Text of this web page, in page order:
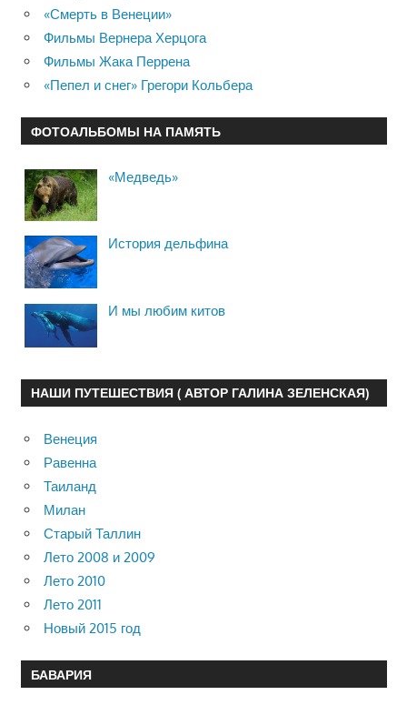
«Смерть в Венеции»
Фильмы Вернера Херцога
Фильмы Жака Перрена
«Пепел и снег» Грегори Кольбера
ФОТОАЛЬБОМЫ НА ПАМЯТЬ
«Медведь»
История дельфина
И мы любим китов
НАШИ ПУТЕШЕСТВИЯ ( АВТОР ГАЛИНА ЗЕЛЕНСКАЯ)
Венеция
Равенна
Таиланд
Милан
Старый Таллин
Лето 2008 и 2009
Лето 2010
Лето 2011
Новый 2015 год
БАВАРИЯ